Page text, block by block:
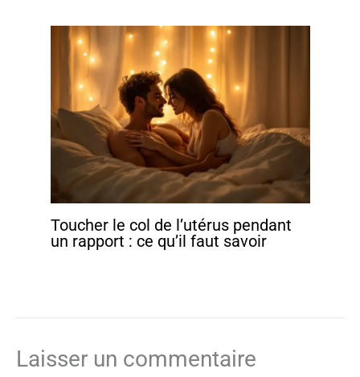
Toucher le col de l’utérus pendant
un rapport : ce qu’il faut savoir
Laisser un commentaire